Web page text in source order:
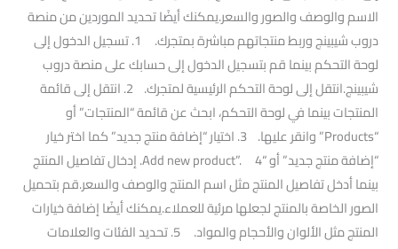
الاسم والوصف والصور والسعر.يمكنك أيضًا تحديد الموردين من منصة
دروب شيبينج وربط منتجاتهم مباشرة بمتجرك. 1. تسجيل الدخول إلى
لوحة التحكم بينما قم بتسجيل الدخول إلى حسابك على منصة دروب
شيبينج.انتقل إلى لوحة التحكم الرئيسية لمتجرك. 2. انتقل إلى قائمة
المنتجات بينما في لوحة التحكم، ابحث عن قائمة “المنتجات” أو
“Products” وانقر عليها. 3. اختيار “إضافة منتج جديد” كما اختر خيار
“إضافة منتج جديد” أو “Add new product”. 4. إدخال تفاصيل المنتج
بينما أدخل تفاصيل المنتج مثل اسم المنتج والوصف والسعر.قم بتحميل
الصور الخاصة بالمنتج لجعلها مرئية للعملاء.يمكنك أيضًا إضافة خيارات
المنتج مثل الألوان والأحجام والمواد. 5. تحديد الفئات والعلامات